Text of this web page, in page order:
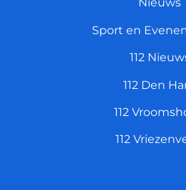
Nieuws
Sport en
112
112 Den
112
112